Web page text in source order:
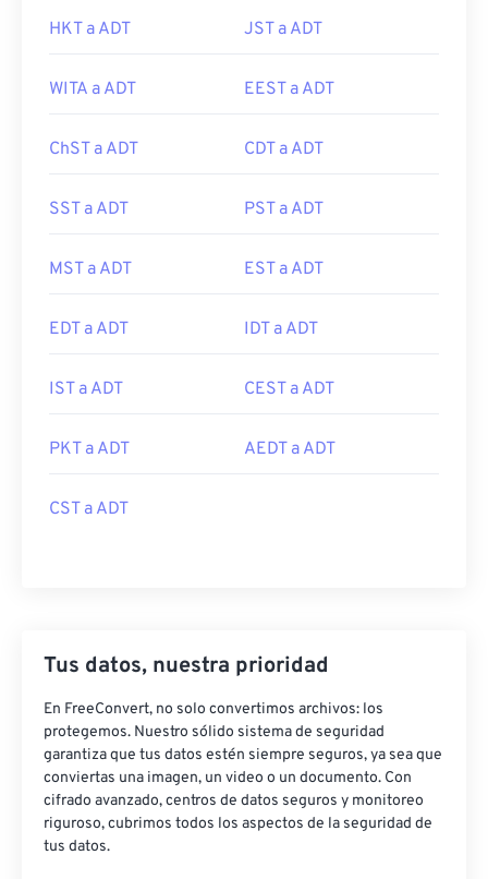
HKT a ADT JST a ADT
WITA a ADT EEST a ADT
ChST a ADT CDT a ADT
SST a ADT PST a ADT
MST a ADT EST a ADT
EDT a ADT IDT a ADT
IST a ADT CEST a ADT
PKT a ADT AEDT a ADT
CST a ADT
Tus datos, nuestra prioridad
En FreeConvert, no solo convertimos archivos: los
protegemos. Nuestro sólido sistema de seguridad
garantiza que tus datos estén siempre seguros, ya sea que
conviertas una imagen, un video o un documento. Con
cifrado avanzado, centros de datos seguros y monitoreo
riguroso, cubrimos todos los aspectos de la seguridad de
tus datos.